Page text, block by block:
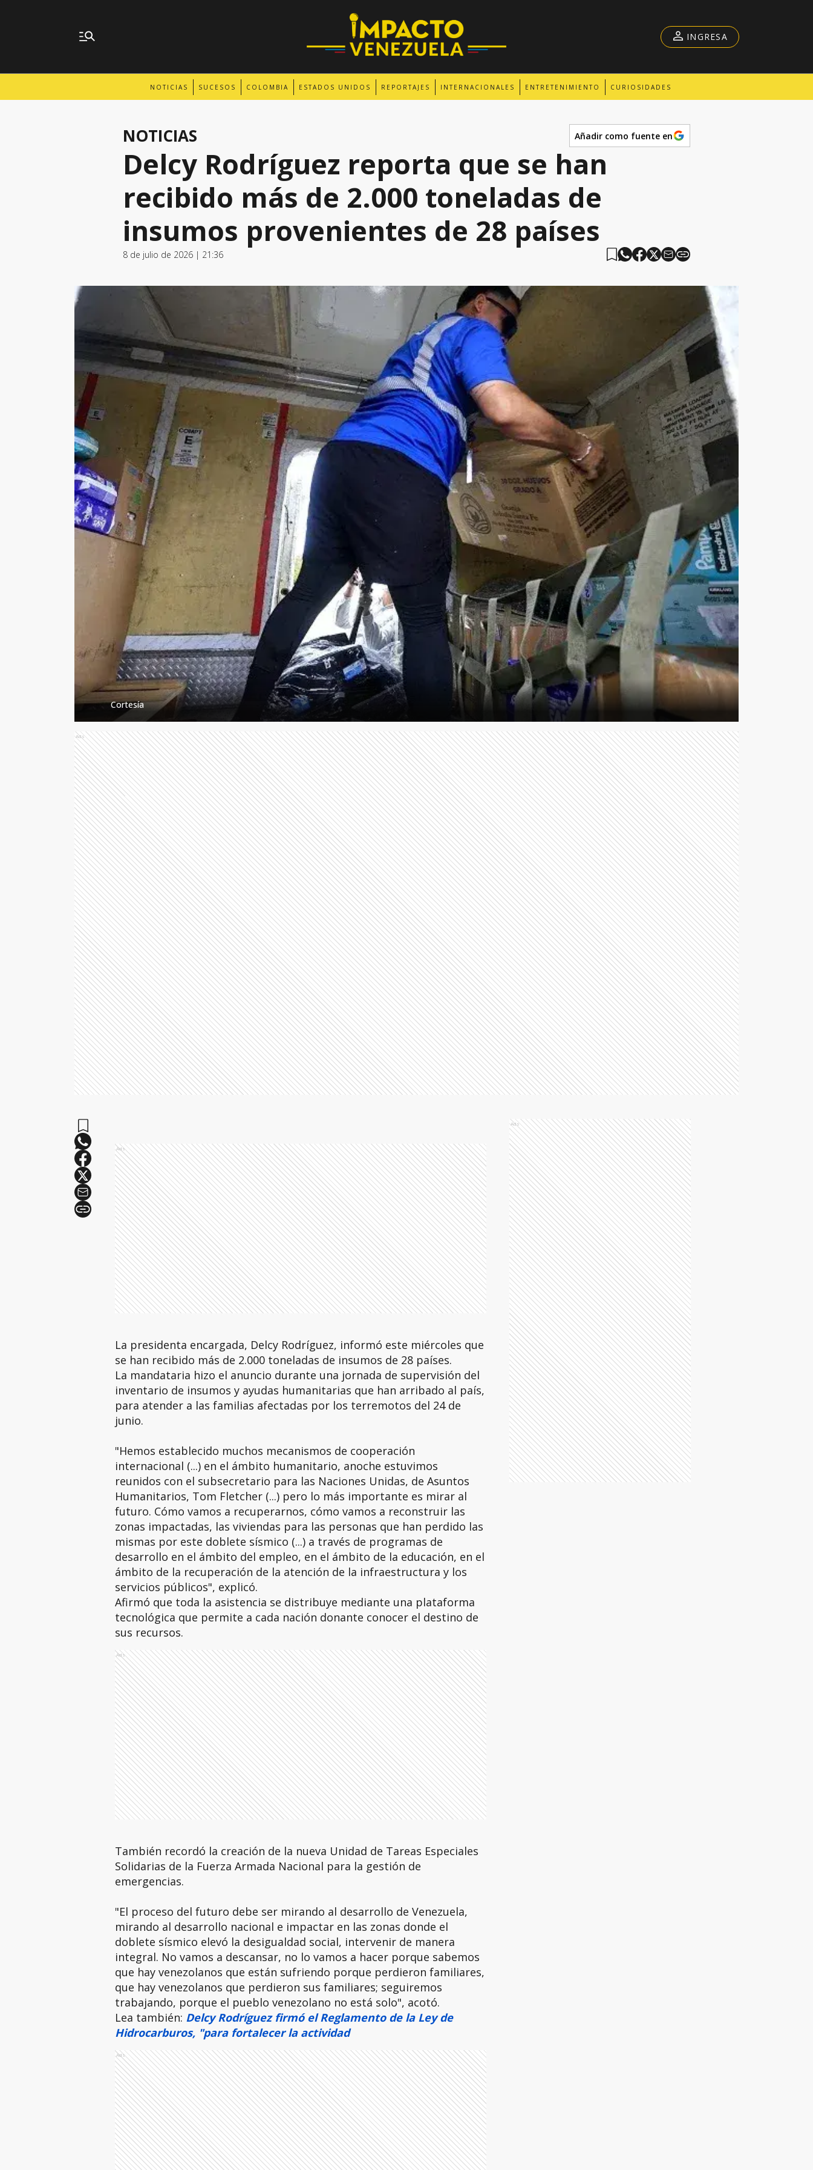
NOTICIAS SUCESOS COLOMBIA ESTADOS UNIDOS REPORTAJES INTERNACIONALES ENTRETENIMIENTO CURIOSIDADES
INGRESA
NOTICIAS Añadir como fuente en
Delcy Rodríguez reporta que se han
recibido más de 2.000 toneladas de
insumos provenientes de 28 países
8 de julio de 2026 | 21:36
Cortesía
Ads
Ads
La presidenta encargada, Delcy Rodríguez, informó este miércoles que
se han recibido más de 2.000 toneladas de insumos de 28 países.
La mandataria hizo el anuncio durante una jornada de supervisión del
inventario de insumos y ayudas humanitarias que han arribado al país,
para atender a las familias afectadas por los terremotos del 24 de
junio.
"Hemos establecido muchos mecanismos de cooperación
internacional (...) en el ámbito humanitario, anoche estuvimos
reunidos con el subsecretario para las Naciones Unidas, de Asuntos
Humanitarios, Tom Fletcher (...) pero lo más importante es mirar al
futuro. Cómo vamos a recuperarnos, cómo vamos a reconstruir las
zonas impactadas, las viviendas para las personas que han perdido las
mismas por este doblete sísmico (...) a través de programas de
desarrollo en el ámbito del empleo, en el ámbito de la educación, en el
ámbito de la recuperación de la atención de la infraestructura y los
servicios públicos", explicó.
Afirmó que toda la asistencia se distribuye mediante una plataforma
tecnológica que permite a cada nación donante conocer el destino de
sus recursos.
Ads
También recordó la creación de la nueva Unidad de Tareas Especiales
Solidarias de la Fuerza Armada Nacional para la gestión de
emergencias.
"El proceso del futuro debe ser mirando al desarrollo de Venezuela,
mirando al desarrollo nacional e impactar en las zonas donde el
doblete sísmico elevó la desigualdad social, intervenir de manera
integral. No vamos a descansar, no lo vamos a hacer porque sabemos
que hay venezolanos que están sufriendo porque perdieron familiares,
que hay venezolanos que perdieron sus familiares; seguiremos
trabajando, porque el pueblo venezolano no está solo", acotó.
Lea también: Delcy Rodríguez firmó el Reglamento de la Ley de
Hidrocarburos, "para fortalecer la actividad
Ads
Ads